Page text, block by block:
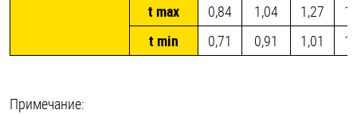
t max 0,84 1,04 1,27
t min
0,71 0,91 1,01
Примечание: